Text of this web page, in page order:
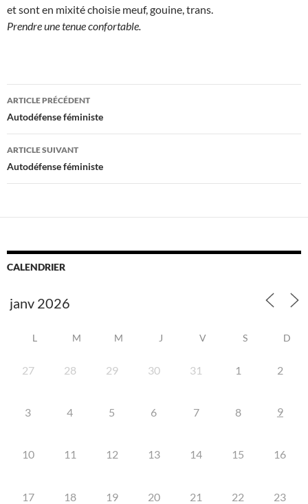
et sont en mixité choisie meuf, gouine, trans.
Prendre une tenue confortable.
Navigation
des
articles
ARTICLE PRÉCÉDENT
Autodéfense féministe
ARTICLE SUIVANT
Autodéfense féministe
CALENDRIER
L M M J V S D
27 28 29 30 31 1 2
3 4 5 6 7 8 9
10 11 12 13 14 15 16
17 18 19 20 21 22 23